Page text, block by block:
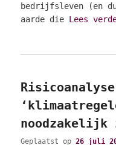
bedrijfsleven (en
aarde die Lees
Geplaatst op26 juli